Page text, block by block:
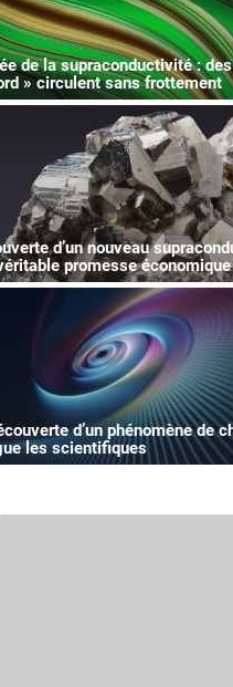
de la supraconductivité :
» circulent sans frottement
d’un nouveau
promesse
d’un phénomène de
les scientifiques